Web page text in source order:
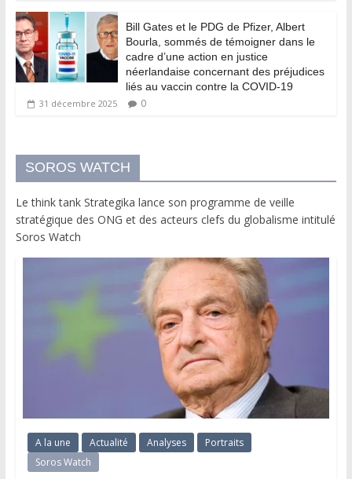
Bill Gates et le PDG de Pfizer, Albert
Bourla, sommés de témoigner dans le
cadre d’une action en justice
néerlandaise concernant des préjudices
liés au vaccin contre la COVID-19
31 décembre 2025 0
SOROS WATCH
Le think tank Strategika lance son programme de veille
stratégique des ONG et des acteurs clefs du globalisme intitulé
Soros Watch
A la une Actualité Analyses
Portraits
Soros Watch